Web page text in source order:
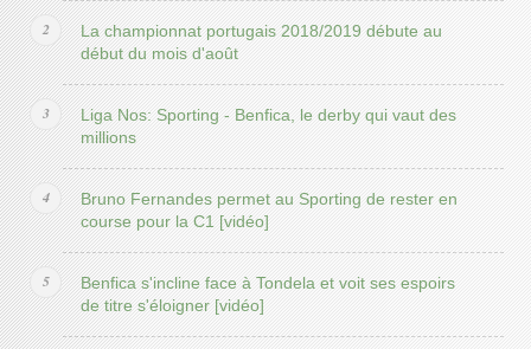
La championnat portugais 2018/2019 débute au
début du mois d'août
Liga Nos: Sporting - Benfica, le derby qui vaut des
millions
Bruno Fernandes permet au Sporting de rester en
course pour la C1 [vidéo]
Benfica s'incline face à Tondela et voit ses espoirs
de titre s'éloigner [vidéo]